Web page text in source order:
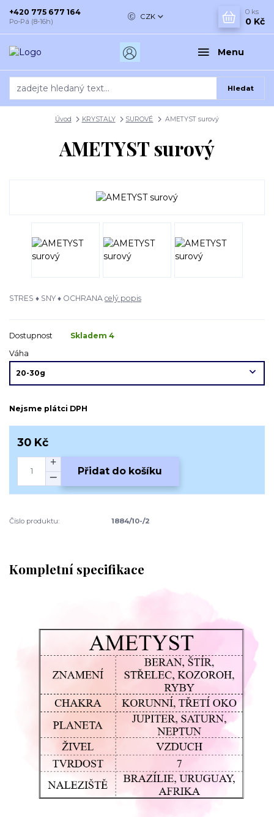
Menu
CZK
Hledat
+420 775 677 164
Po-Pá (8-16h)
0 ks
0 Kč
Úvod KRYSTALY SUROVÉ AMETYST surový
AMETYST surový
STRES ♦ SNY ♦ OCHRANA celý popis
Dostupnost
Skladem 4
Váha
Nejsme plátci DPH
30 Kč
Přidat do košíku
Číslo produktu: 1884/10-/2
Kompletní specifikace